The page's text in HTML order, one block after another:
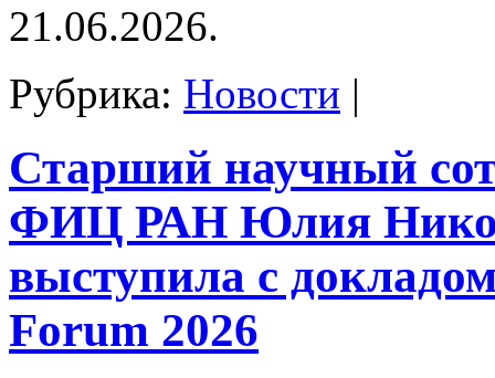
21.06.2026.
Рубрика: Новости |
Старший научный
ФИЦ РАН Юлия
выступила с
Forum 2026